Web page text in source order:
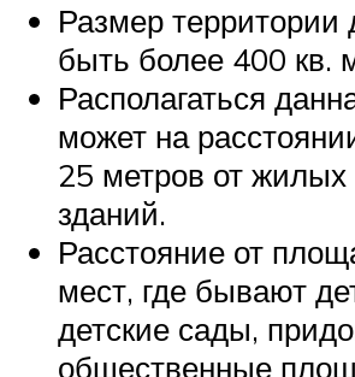
Размер территории
быть более 400 кв.
Располагаться
может на
25 метров от
зданий.
Расстояние от
мест, где бывают
детские сады,
общественные